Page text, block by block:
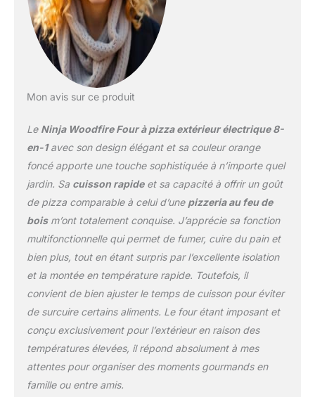
ÉLEVÉE 370°C: inspiré
par les four en briques,
sifflant, noir, brûlant.
Chaleur électrique très
côtes, un repas plateau
ou une pizza de 30cm
TECHNOLOGIE
WOODFIRE: ajoutez
facilement des arômes
fumés à tout ce que
vous faites avec des
granulés 100% bois
faible pour des viandes
tendres. Inclut des sacs
starter avec des
mélanges robuste et tout
four d'extérieur Ninja
Woodfire, pierre à pizza,
cadre d'accessoires,
Mon avis sur ce produit
Le Ninja Woodfire Four à pizza extérieur électrique 8-
en-1avec son design élégant et sa couleur orange
foncé apporte une touche sophistiquée à n’importe quel
jardin. Sa cuisson rapideet sa capacité à offrir un goût
de pizza comparable à celui d’une pizzeria au feu de
boism’ont totalement conquise. J’apprécie sa fonction
multifonctionnelle qui permet de fumer, cuire du pain et
bien plus, tout en étant surpris par l’excellente isolation
et la montée en température rapide. Toutefois, il
convient de bien ajuster le temps de cuisson pour éviter
de surcuire certains aliments. Le four étant imposant et
conçu exclusivement pour l’extérieur en raison des
températures élevées, il répond absolument à mes
attentes pour organiser des moments gourmands en
famille ou entre amis.